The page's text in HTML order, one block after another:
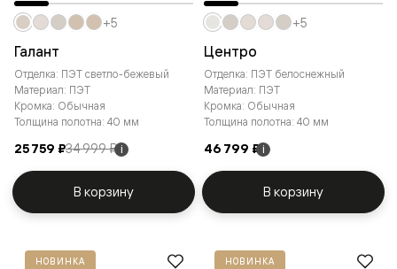
Галант
Отделка: ПЭТ светло-бежевый
Материал: ПЭТ
Кромка: Обычная
Толщина полотна: 40 мм
25 759 ₽34 999 ₽ i
+5
В корзину
Центро
Отделка: ПЭТ белоснежный
Материал: ПЭТ
Кромка: Обычная
Толщина полотна: 40 мм
46 799 ₽ i
+5
В корзину
НОВИНКА НОВИНКА